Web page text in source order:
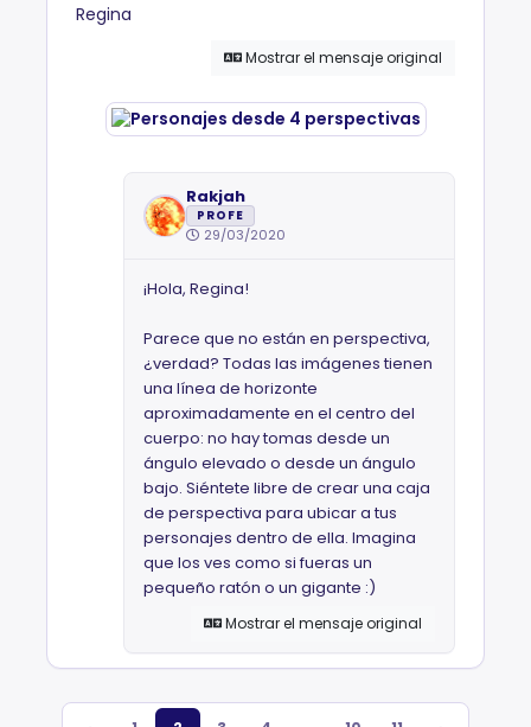
Regina
Mostrar el mensaje original
Rakjah
PROFE
29/03/2020
¡Hola, Regina!
Parece que no están en perspectiva,
¿verdad? Todas las imágenes tienen
una línea de horizonte
aproximadamente en el centro del
cuerpo: no hay tomas desde un
ángulo elevado o desde un ángulo
bajo. Siéntete libre de crear una caja
de perspectiva para ubicar a tus
personajes dentro de ella. Imagina
que los ves como si fueras un
pequeño ratón o un gigante :)
Mostrar el mensaje original